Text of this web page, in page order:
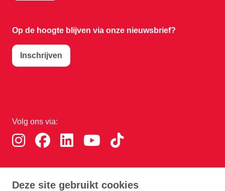
Deze site gebruikt cookies
Op de hoogte blijven via onze nieuwsbrief?
Inschrijven
Volg ons via:
Download de RTHA app: